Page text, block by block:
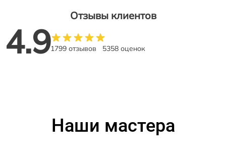
Отзывы клиентов
4.91799 отзывов 5358 оценок
Наши мастера